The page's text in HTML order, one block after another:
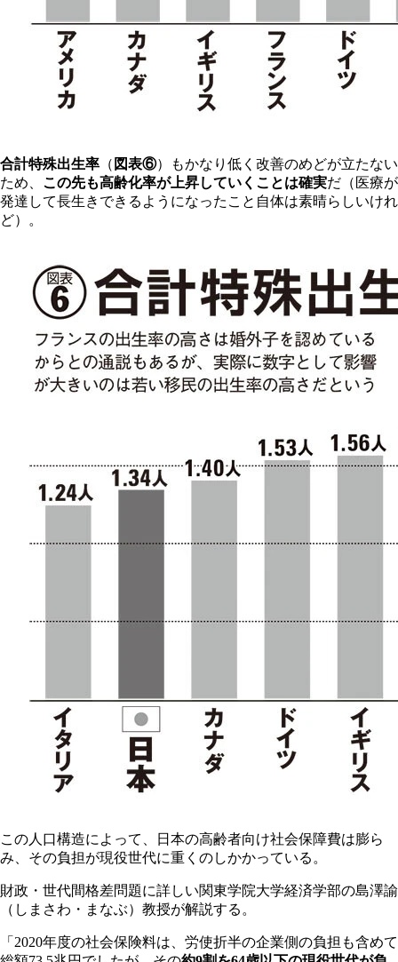
合計特殊出生率 （ 図表⑥）もかなり低く改善のめどが立たない
ため、 この先も高齢化率が上昇していくことは確実だ（医療が
発達して長生きできるようになったこと自体は素晴らしいけれ
ど）。
この人口構造によって、日本の高齢者向け社会保障費は膨ら
み、その負担が現役世代に重くのしかかっている。
財政・世代間格差問題に詳しい関東学院大学経済学部の島澤諭
（しまさわ・まなぶ）教授が解説する。
「2020年度の社会保険料は、労使折半の企業側の負担も含めて